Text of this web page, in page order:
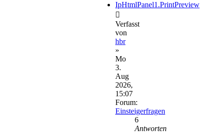
IpHtmlPanel1.PrintPreview
Verfasst
von
hbr
»
Mo
3.
Aug
2026,
15:07
Forum:
Einsteigerfragen
6
Antworten